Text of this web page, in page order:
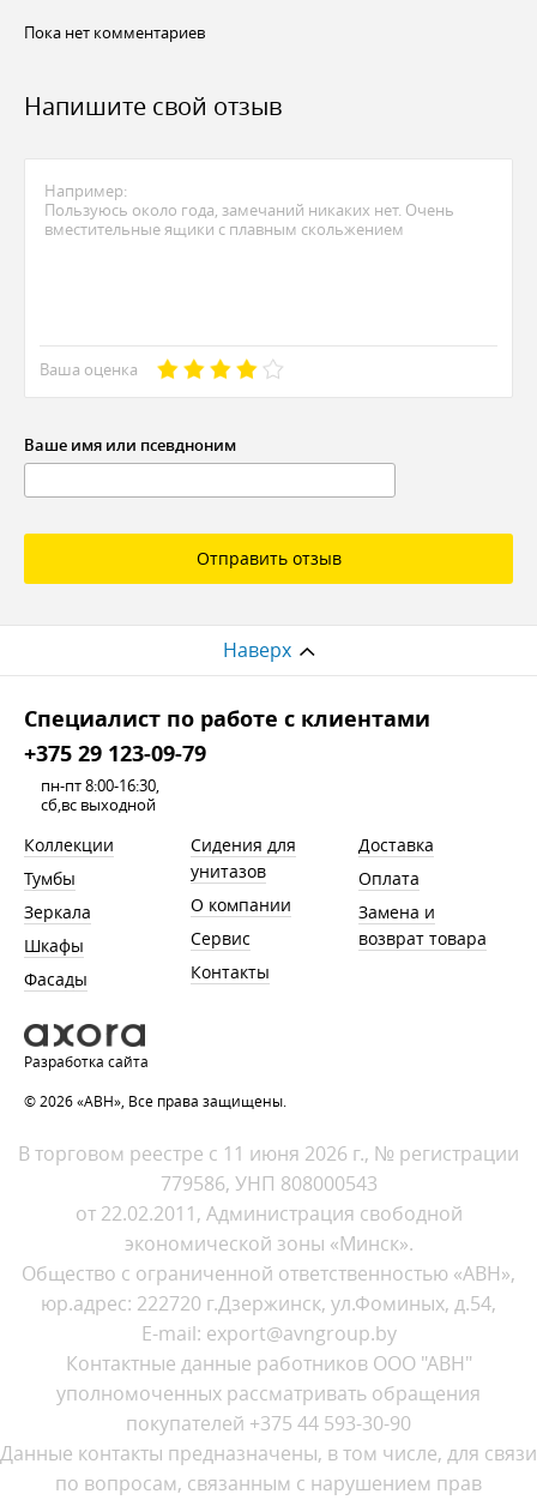
Пока нет комментариев
Напишите свой отзыв
Ваша оценка
Ваше имя или псевдноним
Отправить отзыв
Наверх
Cпециалист по работе с клиентами
+375 29 123-09-79
пн-пт 8:00-16:30,
сб,вс выходной
Коллекции
Тумбы
Зеркала
Шкафы
Фасады
Сидения для
унитазов
О компании
Сервис
Контакты
Доставка
Оплата
Замена и
возврат товара
Разработка сайта
© 2026 «АВН», Все права защищены.
В торговом реестре с 11 июня 2026 г., № регистрации
779586, УНП 808000543
от 22.02.2011, Администрация свободной
экономической зоны «Минск».
Общество с ограниченной ответственностью «АВН»,
юр.адрес: 222720 г.Дзержинск, ул.Фоминых, д.54,
E-mail: export@avngroup.by
Контактные данные работников ООО "АВН"
уполномоченных рассматривать обращения
покупателей +375 44 593-30-90
Данные контакты предназначены, в том числе, для связи
по вопросам, связанным с нарушением прав